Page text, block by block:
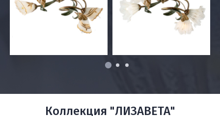
1 2 3
Коллекция "ЛИЗАВЕТА"